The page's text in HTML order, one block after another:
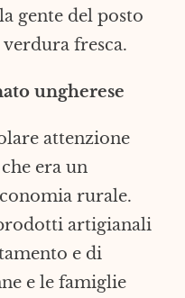
gente del posto
fresca.
ungherese
attenzione
era un
rurale.
artigianali
e di
e le famiglie